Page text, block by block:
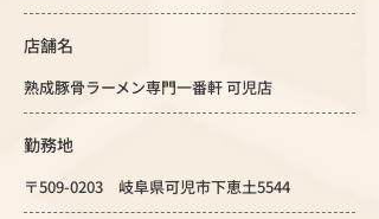
店舗名
熟成豚骨ラーメン専門一番軒 可児店
勤務地
〒509-0203 岐阜県可児市下恵土5544